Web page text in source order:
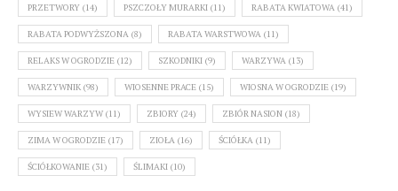
PRZETWORY (14) PSZCZOŁY MURARKI (11) RABATA KWIATOWA (41)
RABATA PODWYŻSZONA (8) RABATA WARSTWOWA (11)
RELAKS W OGRODZIE (12) SZKODNIKI (9) WARZYWA (13)
WARZYWNIK (98) WIOSENNE PRACE (15) WIOSNA W OGRODZIE (19)
WYSIEW WARZYW (11) ZBIORY (24) ZBIÓR NASION (18)
ZIMA W OGRODZIE (17) ZIOŁA (16) ŚCIÓŁKA (11)
ŚCIÓŁKOWANIE (31) ŚLIMAKI (10)